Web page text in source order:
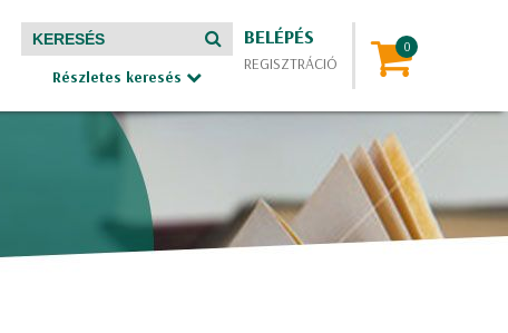
Részletes keresés
BELÉPÉS
REGISZTRÁCIÓ